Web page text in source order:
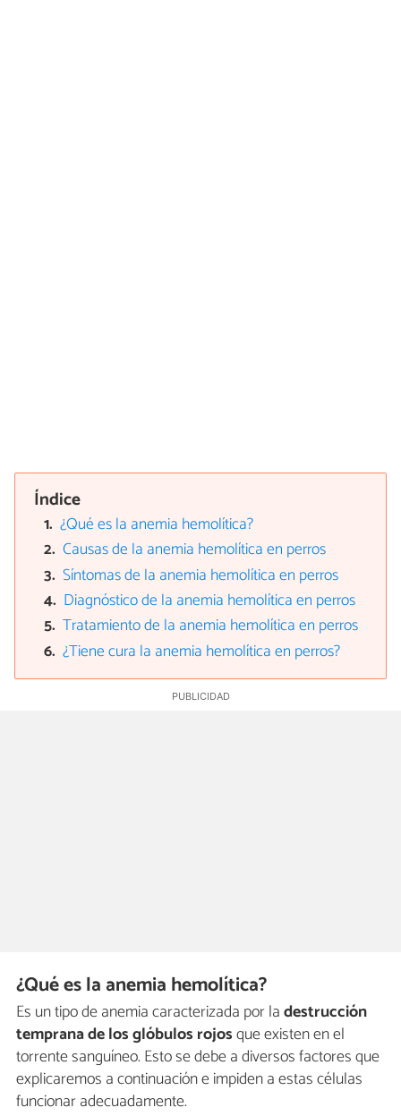
Índice
¿Qué es la anemia hemolítica?
Causas de la anemia hemolítica en perros
Síntomas de la anemia hemolítica en perros
Diagnóstico de la anemia hemolítica en perros
Tratamiento de la anemia hemolítica en perros
¿Tiene cura la anemia hemolítica en perros?
¿Qué es la anemia hemolítica?
Es un tipo de anemia caracterizada por ladestrucción
temprana de los glóbulos rojosque existen en el
torrente sanguíneo. Esto se debe a diversos factores que
explicaremos a continuación e impiden a estas células
funcionar adecuadamente.